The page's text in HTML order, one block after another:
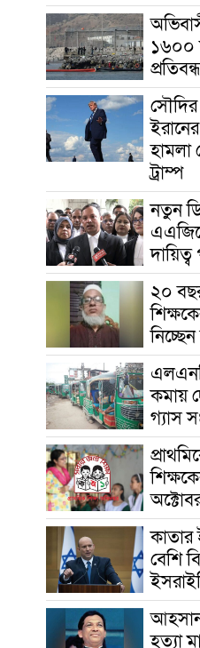
১৬০০
সৌদির
ট্রাম্প
নতুন
২০
কমায়
গ্যাস
কাতার
বেশি
আহসান
হত্যা